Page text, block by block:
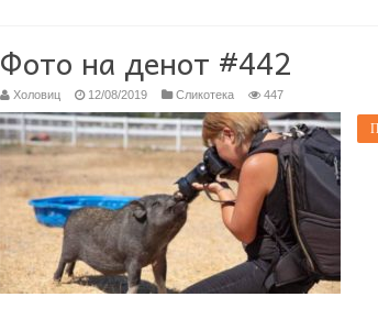
Фото на денот #442
Холовиц 12/08/2019 Сликотека 447